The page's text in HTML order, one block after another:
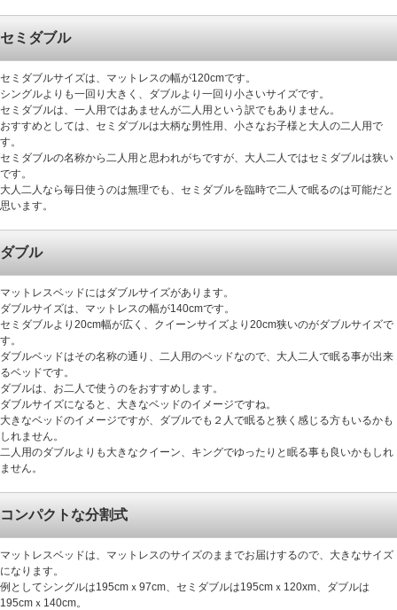
セミダブル
セミダブルサイズは、マットレスの幅が120cmです。
シングルよりも一回り大きく、ダブルより一回り小さいサイズです。
セミダブルは、一人用ではあませんが二人用という訳でもありません。
おすすめとしては、セミダブルは大柄な男性用、小さなお子様と大人の二人用で
す。
セミダブルの名称から二人用と思われがちですが、大人二人ではセミダブルは狭い
です。
大人二人なら毎日使うのは無理でも、セミダブルを臨時で二人で眠るのは可能だと
思います。
ダブル
マットレスベッドにはダブルサイズがあります。
ダブルサイズは、マットレスの幅が140cmです。
セミダブルより20cm幅が広く、クイーンサイズより20cm狭いのがダブルサイズで
す。
ダブルベッドはその名称の通り、二人用のベッドなので、大人二人で眠る事が出来
るベッドです。
ダブルは、お二人で使うのをおすすめします。
ダブルサイズになると、大きなベッドのイメージですね。
大きなベッドのイメージですが、ダブルでも２人で眠ると狭く感じる方もいるかも
しれません。
二人用のダブルよりも大きなクイーン、キングでゆったりと眠る事も良いかもしれ
ません。
コンパクトな分割式
マットレスベッドは、マットレスのサイズのままでお届けするので、大きなサイズ
になります。
例としてシングルは195cmｘ97cm、セミダブルは195cmｘ120xm、ダブルは
195cmｘ140cm。